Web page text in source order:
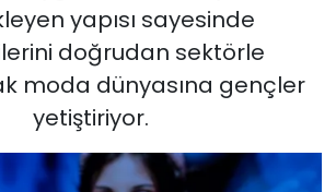
yapısı sayesinde
doğrudan sektörle
moda dünyasına gençler
yetiştiriyor.